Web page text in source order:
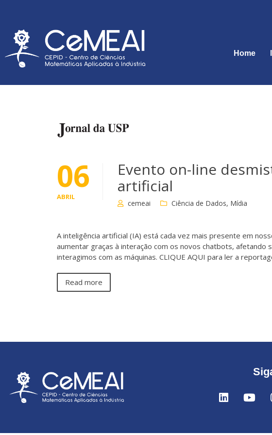
Home
06
ABRIL
Evento on-line
artificial
cemeai Ciência de Dados, Mídia
A inteligência artificial (IA) está cada vez mais presente em
aumentar graças à interação com os novos chatbots,
interagimos com as máquinas. CLIQUE AQUI para ler a
Read more